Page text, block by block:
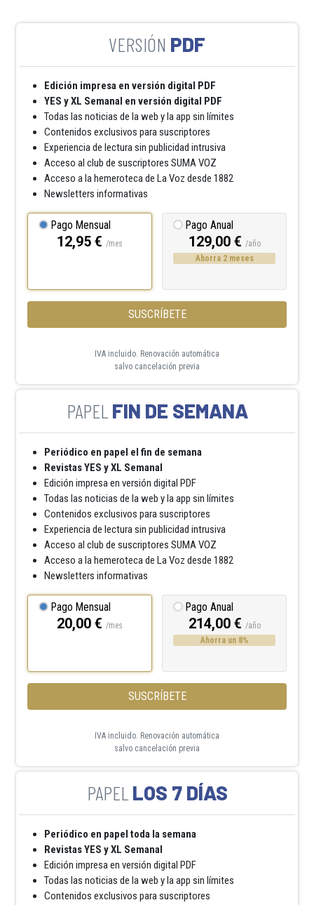
PDF
Edición impresa en versión digital PDF
YES y XL Semanal en versión digital PDF
Todas las noticias de la web y la app sin límites
Contenidos exclusivos para suscriptores
Experiencia de lectura sin publicidad intrusiva
Acceso al club de suscriptores SUMA VOZ
Acceso a la hemeroteca de La Voz desde 1882
Newsletters informativas
Pago Mensual
12,95 € /mes
Pago Anual
129,00 € /año
Ahorra 2 meses
SUSCRÍBETE
IVA incluido. Renovación automática
salvo cancelación previa
FIN DE SEMANA
Periódico en papel el fin de semana
Revistas YES y XL Semanal
Edición impresa en versión digital PDF
Todas las noticias de la web y la app sin límites
Contenidos exclusivos para suscriptores
Experiencia de lectura sin publicidad intrusiva
Acceso al club de suscriptores SUMA VOZ
Acceso a la hemeroteca de La Voz desde 1882
Newsletters informativas
Pago Mensual
20,00 € /mes
Pago Anual
214,00 € /año
Ahorra un 8%
SUSCRÍBETE
IVA incluido. Renovación automática
salvo cancelación previa
LOS 7 DÍAS
Periódico en papel toda la semana
Revistas YES y XL Semanal
Edición impresa en versión digital PDF
Todas las noticias de la web y la app sin límites
Contenidos exclusivos para suscriptores